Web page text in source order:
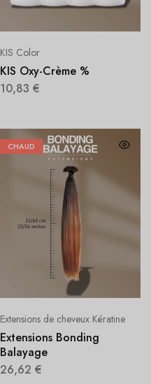
KIS Color
KIS Oxy-Crème %
10,83 €
CHAUD
Extensions de cheveux Kératine
Extensions Bonding
Balayage
26,62 €